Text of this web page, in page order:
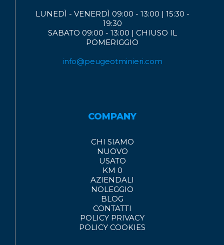
LUNEDÌ - VENERDÌ 09:00 - 13:00 | 15:30 -
19:30
SABATO 09:00 - 13:00 | CHIUSO IL
POMERIGGIO
info@peugeotminieri.com
COMPANY
CHI SIAMO
NUOVO
USATO
KM 0
AZIENDALI
NOLEGGIO
BLOG
CONTATTI
POLICY PRIVACY
POLICY COOKIES